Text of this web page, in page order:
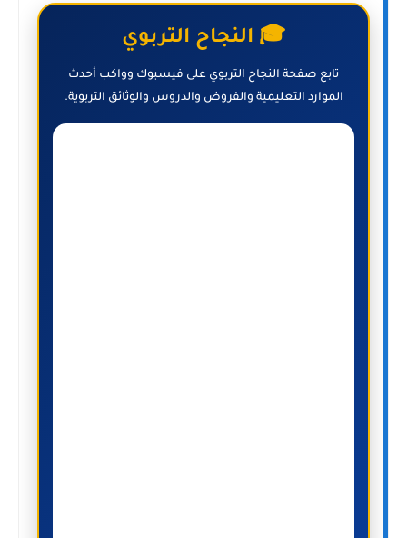
🎓 النجاح التربوي
تابع صفحة النجاح التربوي على فيسبوك وواكب أحدث
الموارد التعليمية والفروض والدروس والوثائق التربوية.